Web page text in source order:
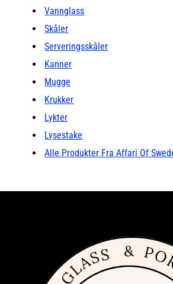
Vannglass
Skåler
Serveringsskåler
Kanner
Mugge
Krukker
Lykter
Lysestake
Alle Produkter Fra Affari Of